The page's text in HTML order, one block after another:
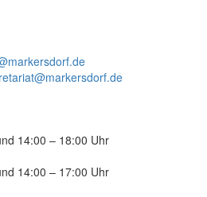
14:00 – 18:00 Uhr
14:00 – 17:00 Uhr